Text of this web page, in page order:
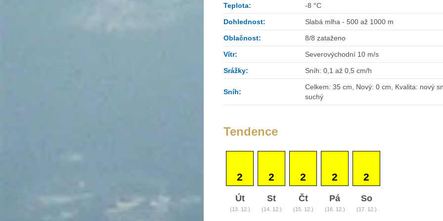
Teplota: -8 °C
Dohlednost: Slabá mlha - 500 až 1000 m
Oblačnost: 8/8 zataženo
Vítr: Severovýchodní 10 m/s
Srážky: Sníh: 0,1 až 0,5 cm/h
Sníh:
Celkem: 35 cm, Nový: 0 cm, Kvalita: nový
suchý
Tendence
2 2 2 2 2
Út
(13. 12.)
St
(14. 12.)
Čt
(15. 12.)
Pá
(16. 12.)
So
(17. 12.)